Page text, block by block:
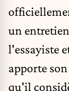
un
l'essayiste
apporte
qu'il